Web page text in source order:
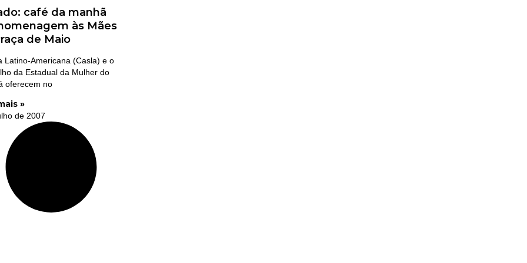
café da manhã
às Mães
de Maio
Latino-Americana (Casla) e o
da Estadual da Mulher do
oferecem no
»
de 2007